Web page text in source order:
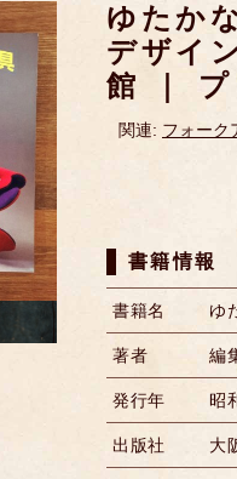
ゆたか
デザイ
館 ｜
関連: フォーク
書籍情報
書籍名 ゆ
著者 編
発行年 昭
出版社 大